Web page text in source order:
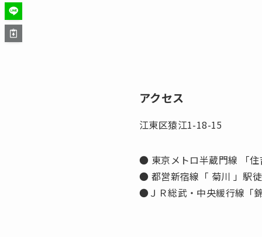
アクセス
江東区猿江1-18-15
● 東京メトロ半蔵門線 「住
● 都営新宿線「 菊川 」駅
●ＪＲ総武・中央緩行線「